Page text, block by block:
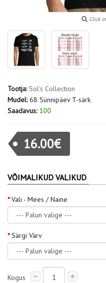
Click
Tootja: Sol's Collection
Mudel: 68 Sünnipäev T-särk
Saadavus: 100
16.00€
VÕIMALIKUD VALIKUD
Vali - Mees / Naine
Särgi Värv
Kogus